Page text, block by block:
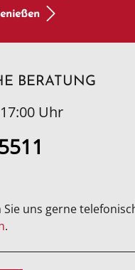
BERATUNG
Uhr
Sie uns gerne
.